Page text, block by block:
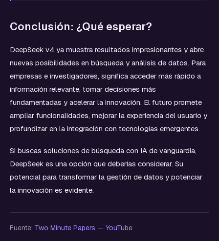
Conclusión: ¿Qué esperar?
DeepSeek v4 ya muestra resultados impresionantes y abre
nuevas posibilidades en búsqueda y análisis de datos. Para
empresas e investigadores, significa acceder más rápido a
información relevante, tomar decisiones más
fundamentadas y acelerar la innovación. El futuro promete
ampliar funcionalidades, mejorar la experiencia del usuario y
profundizar en la integración con tecnologías emergentes.
Si buscas soluciones de búsqueda con IA de vanguardia,
DeepSeek es una opción que deberías considerar. Su
potencial para transformar la gestión de datos y potenciar
la innovación es evidente.
Fuente: Two Minute Papers — YouTube